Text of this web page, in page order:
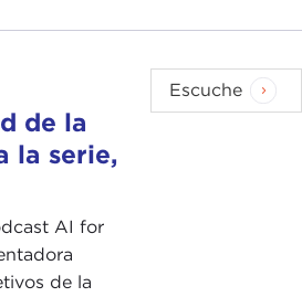
de la
la serie,
AI for
de la
Escuche